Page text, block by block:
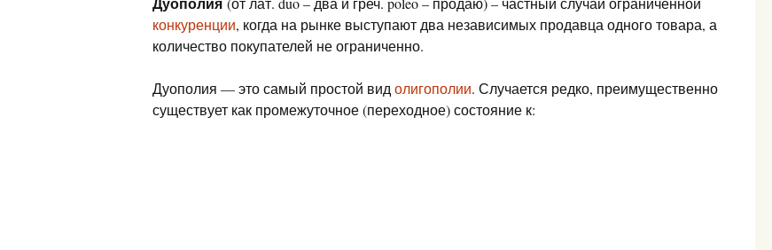
конкуренции, когда на рынке выступают два независимых продавца одного товара, а
количество покупателей не ограниченно.
Дуополия — это самый простой вид олигополии. Случается редко, преимущественно
существует как промежуточное (переходное) состояние к: